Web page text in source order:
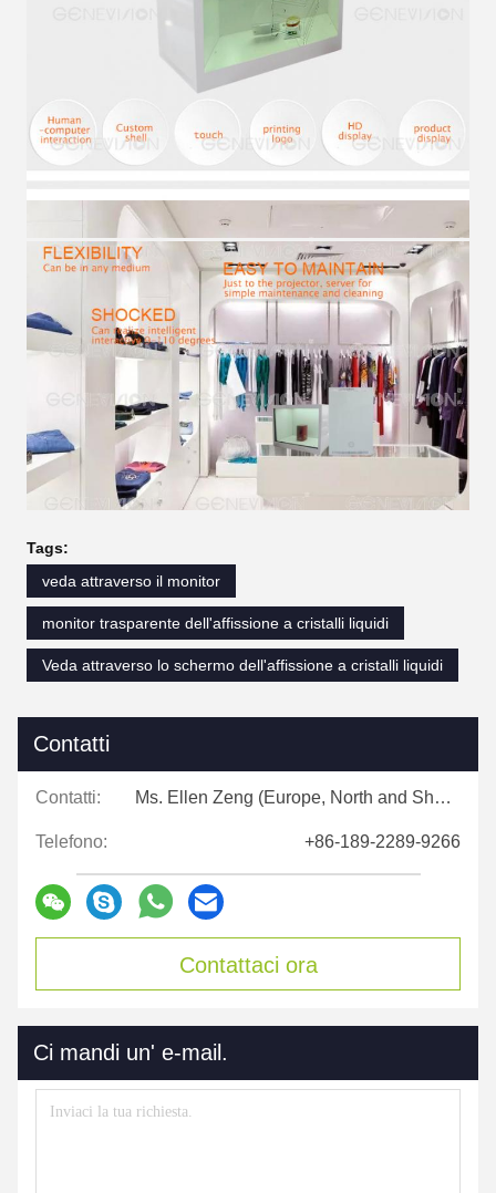
Tags:
veda attraverso il monitor
monitor trasparente dell'affissione a cristalli liquidi
Veda attraverso lo schermo dell'affissione a cristalli liquidi
Contatti
Contatti: Ms. Ellen Zeng (Europe, North and Shouth America)
Telefono: +86-189-2289-9266
Contattaci ora
Ci mandi un' e-mail.